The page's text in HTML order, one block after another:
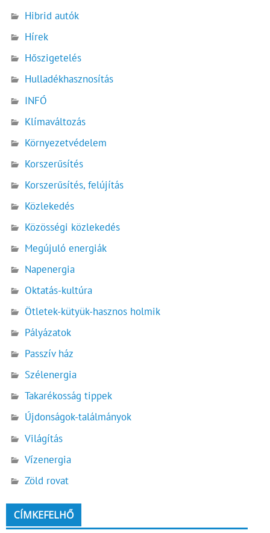
Hibrid autók
Hírek
Hőszigetelés
Hulladékhasznosítás
INFÓ
Klímaváltozás
Környezetvédelem
Korszerűsítés
Korszerűsítés, felújítás
Közlekedés
Közösségi közlekedés
Megújuló energiák
Napenergia
Oktatás-kultúra
Ötletek-kütyük-hasznos holmik
Pályázatok
Passzív ház
Szélenergia
Takarékosság tippek
Újdonságok-találmányok
Világítás
Vízenergia
Zöld rovat
CÍMKEFELHŐ